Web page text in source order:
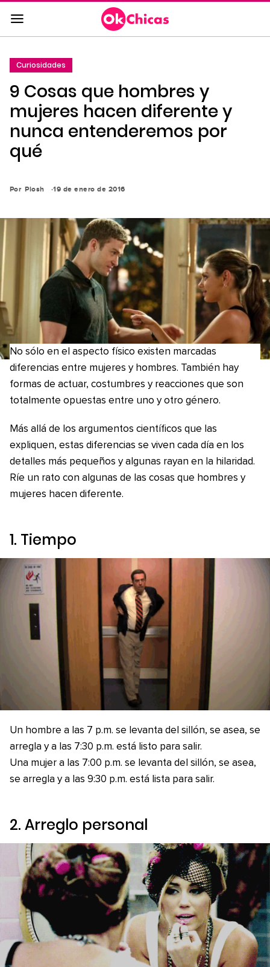
Saltar
al
contenido
a
la
navegación
principal
Curiosidades
9 Cosas que hombres y
mujeres hacen diferente y
nunca entenderemos por
qué
Por Piosh 19 de enero de 2016
No sólo en el aspecto físico existen marcadas
diferencias entre mujeres y hombres. También hay
formas de actuar, costumbres y reacciones que son
totalmente opuestas entre uno y otro género.
Más allá de los argumentos científicos que las
expliquen, estas diferencias se viven cada día en los
detalles más pequeños y algunas rayan en la hilaridad.
Ríe un rato con algunas de las cosas que hombres y
mujeres hacen diferente.
1. Tiempo
Un hombre a las 7 p.m. se levanta del sillón, se asea, se
arregla y a las 7:30 p.m. está listo para salir.
Una mujer a las 7:00 p.m. se levanta del sillón, se asea,
se arregla y a las 9:30 p.m. está lista para salir.
2. Arreglo personal